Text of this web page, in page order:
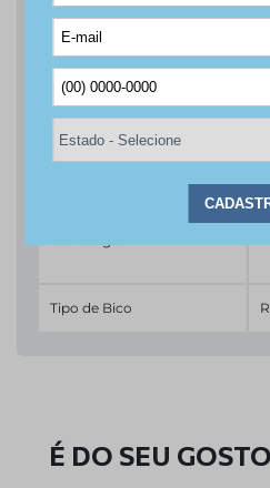
Cor / Tonalidade
Acabamento
Tipo de Bico
É DO SEU